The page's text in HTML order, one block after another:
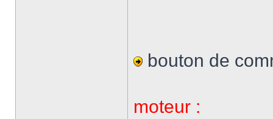
bouton de
moteur :